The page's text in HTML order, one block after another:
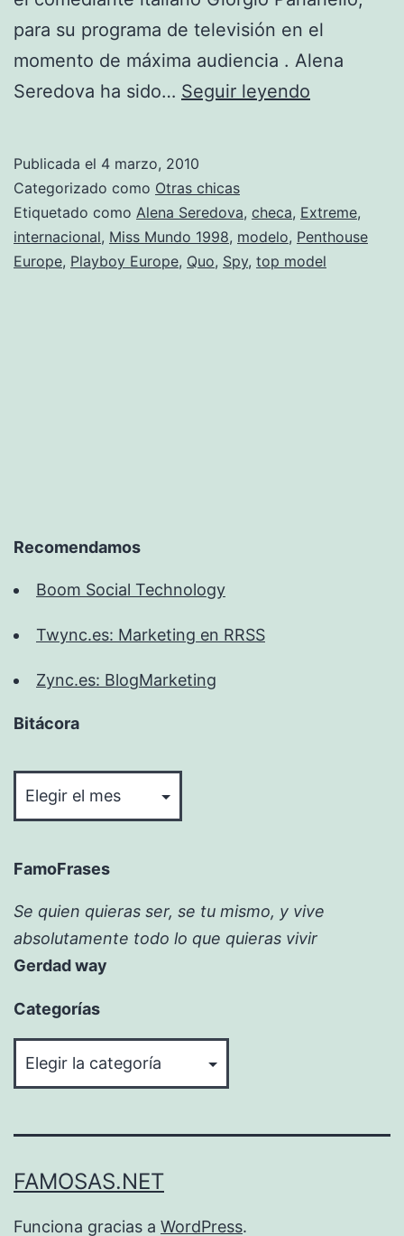
para su programa de televisión en el
momento de máxima audiencia . Alena
Seredova ha sido… Seguir leyendo
Publicada el 4 marzo, 2010
Categorizado como Otras chicas
Etiquetado como Alena Seredova, checa, Extreme,
internacional, Miss Mundo 1998, modelo, Penthouse
Europe, Playboy Europe, Quo, Spy, top model
Recomendamos
Boom Social Technology
Twync.es: Marketing en RRSS
Zync.es: BlogMarketing
Bitácora
FamoFrases
Se quien quieras ser, se tu mismo, y vive
absolutamente todo lo que quieras vivir
Gerdad way
Categorías
FAMOSAS.NET
Funciona gracias a WordPress.